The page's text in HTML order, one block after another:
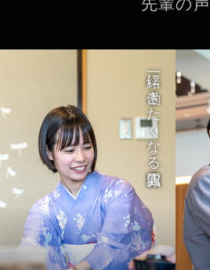
一緒に働きたくなる雰囲気